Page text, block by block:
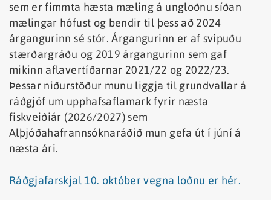
sem er fimmta hæsta mæling á ungloðnu síðan
mælingar hófust og bendir til þess að 2024
árgangurinn sé stór. Árgangurinn er af svipuðu
stærðargráðu og 2019 árgangurinn sem gaf
mikinn aflavertíðarnar 2021/22 og 2022/23.
Þessar niðurstöður munu liggja til grundvallar á
ráðgjöf um upphafsaflamark fyrir næsta
fiskveiðiár (2026/2027) sem
Alþjóðahafrannsóknaráðið mun gefa út í júní á
næsta ári.
Ráðgjafarskjal 10. október vegna loðnu er hér.